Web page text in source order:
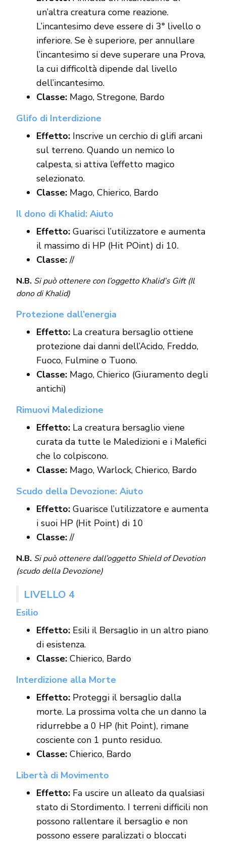
un’altra creatura come reazione.
L’incantesimo deve essere di 3° livello o
inferiore. Se è superiore, per annullare
l’incantesimo si deve superare una Prova,
la cui difficoltà dipende dal livello
dell’incantesimo.
Classe:Mago, Stregone, Bardo
Glifo di Interdizione
Effetto:Inscrive un cerchio di glifi arcani
sul terreno. Quando un nemico lo
calpesta, si attiva l’effetto magico
selezionato.
Classe:Mago, Chierico, Bardo
Il dono di Khalid: Aiuto
Effetto:Guarisci l’utilizzatore e aumenta
il massimo di HP (Hit POint) di 10.
Classe://
N.B. Si può ottenere con l’oggetto Khalid’s Gift (Il
dono di Khalid)
Protezione dall’energia
Effetto:La creatura bersaglio ottiene
protezione dai danni dell’Acido, Freddo,
Fuoco, Fulmine o Tuono.
Classe:Mago, Chierico (Giuramento degli
antichi)
Rimuovi Maledizione
Effetto:La creatura bersaglio viene
curata da tutte le Maledizioni e i Malefici
che lo colpiscono.
Classe:Mago, Warlock, Chierico, Bardo
Scudo della Devozione: Aiuto
Effetto:Guarisce l’utilizzatore e aumenta
i suoi HP (Hit Point) di 10
Classe://
N.B. Si può ottenere dall’oggetto Shield of Devotion
(scudo della Devozione)
LIVELLO 4
Esilio
Effetto:Esili il Bersaglio in un altro piano
di esistenza.
Classe:Chierico, Bardo
Interdizione alla Morte
Effetto:Proteggi il bersaglio dalla
morte. La prossima volta che un danno la
ridurrebbe a 0 HP (hit Point), rimane
cosciente con 1 punto residuo.
Classe:Chierico, Bardo
Libertà di Movimento
Effetto:Fa uscire un alleato da qualsiasi
stato di Stordimento. I terreni difficili non
possono rallentare il bersaglio e non
possono essere paralizzati o bloccati